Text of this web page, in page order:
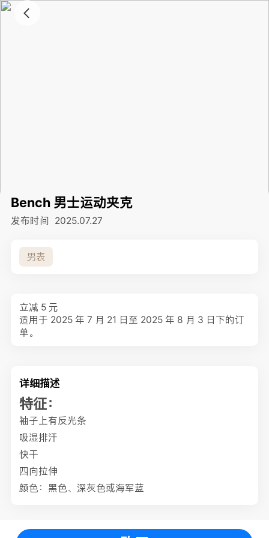
Bench 男士运动夹克
发布时间 2025.07.27
男表
立减 5 元
适用于 2025 年 7 月 21 日至 2025 年 8 月 3 日下的订
单。
详细描述
特征：
袖子上有反光条
吸湿排汗
快干
四向拉伸
颜色：黑色、深灰色或海军蓝